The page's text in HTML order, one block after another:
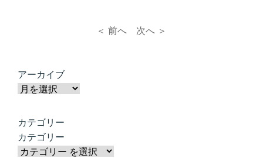
＜ 前へ 次へ ＞
アーカイブ
カテゴリー
カテゴリー